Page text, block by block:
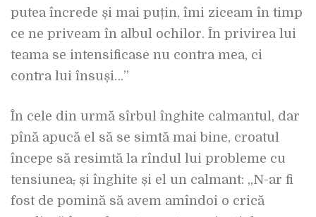
putea încrede și mai puțin, îmi ziceam în timp
ce ne priveam în albul ochilor. În privirea lui
teama se intensificase nu contra mea, ci
contra lui însuși…”
În cele din urmă sîrbul înghite calmantul, dar
pînă apucă el să se simtă mai bine, croatul
începe să resimtă la rîndul lui probleme cu
tensiunea, și înghite și el un calmant: „N-ar fi
fost de pomină să avem amîndoi o crică